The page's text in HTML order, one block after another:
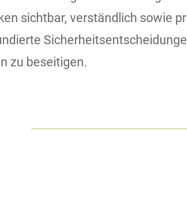
sichtbar, verständlich sowie
zu beseitigen.